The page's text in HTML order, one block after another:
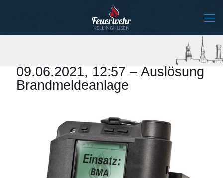
09.06.2021, 12:57 – Auslösung
Brandmeldeanlage